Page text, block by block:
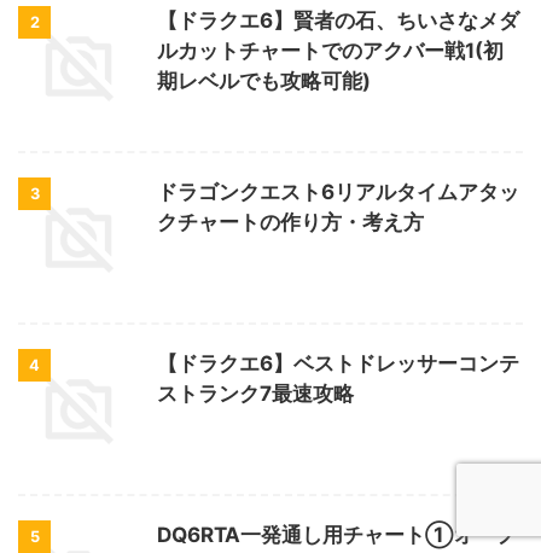
2
【ドラクエ6】賢者の石、ちいさなメダ
ルカットチャートでのアクバー戦1(初
期レベルでも攻略可能)
3
ドラゴンクエスト6リアルタイムアタッ
クチャートの作り方・考え方
4
【ドラクエ6】ベストドレッサーコンテ
ストランク7最速攻略
5 DQ6RTA一発通し用チャート①オープ